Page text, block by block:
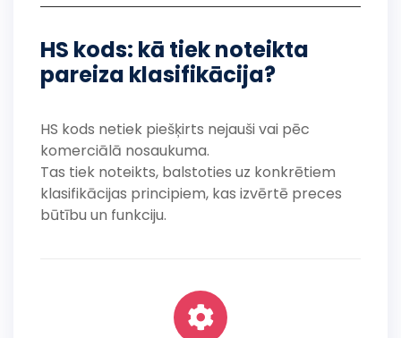
HS kods: kā tiek noteikta
pareiza klasifikācija?
HS kods netiek piešķirts nejauši vai pēc
komerciālā nosaukuma.
Tas tiek noteikts, balstoties uz konkrētiem
klasifikācijas principiem, kas izvērtē preces
būtību un funkciju.